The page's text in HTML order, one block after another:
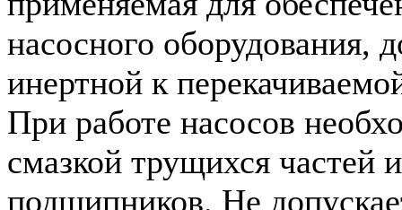
насосного оборудования,
инертной к
При работе насосов
смазкой трущихся частей
подшипников. Не